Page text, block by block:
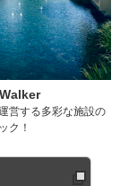
営する多彩な施設の
ク！